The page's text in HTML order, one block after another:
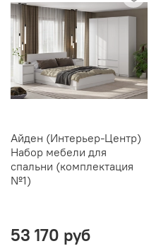
Айден (Интерьер-Центр)
Набор мебели для
спальни (комплектация
№1)
53 170 руб